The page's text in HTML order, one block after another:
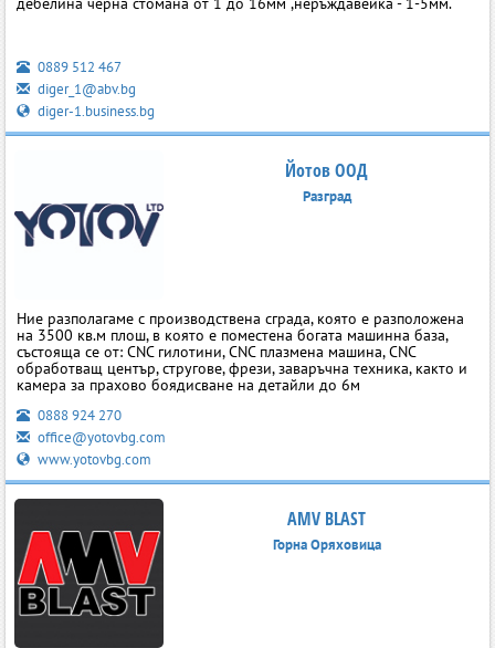
0889 512 467
diger_1@abv.bg
diger-1.business.bg
Йотов ООД
Разград
Ние разполагаме с производствена сграда, която е разположена
на 3500 кв.м плош, в която е поместена богата машинна база,
състояща се от: CNC гилотини, CNC плазмена машина, CNC
обработващ център, стругове, фрези, заваръчна техника, както и
камера за прахово боядисване на детайли до 6м
0888 924 270
office@yotovbg.com
www.yotovbg.com
AMV BLAST
Горна Оряховица